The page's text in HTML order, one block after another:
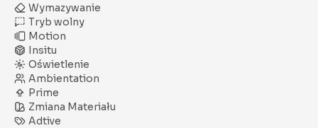
Wymazywanie
Tryb wolny
Motion
Insitu
Oświetlenie
Ambientation
Prime
Zmiana Materiału
Adtive